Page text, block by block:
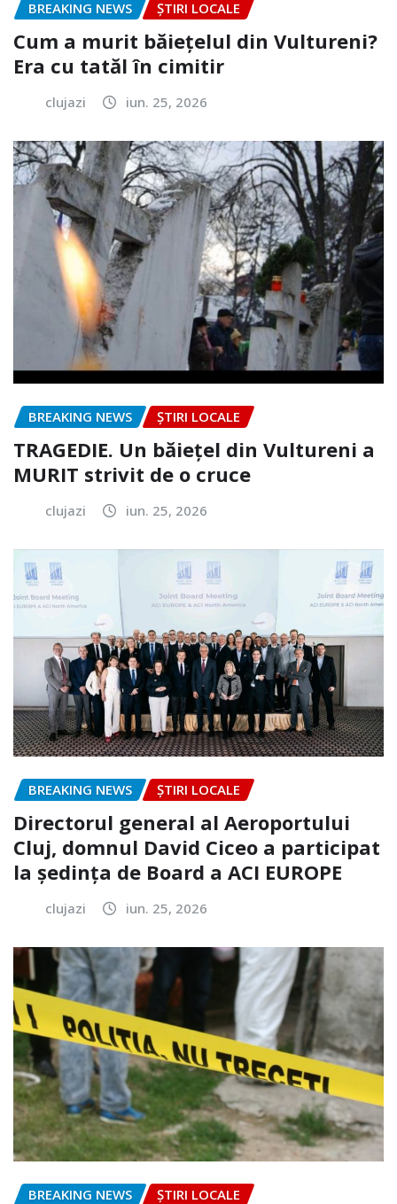
BREAKING NEWS ȘTIRI LOCALE
Cum a murit băiețelul din Vultureni?
Era cu tatăl în cimitir
clujazi iun. 25, 2026
BREAKING NEWS ȘTIRI LOCALE
TRAGEDIE. Un băiețel din Vultureni a
MURIT strivit de o cruce
clujazi iun. 25, 2026
BREAKING NEWS ȘTIRI LOCALE
Directorul general al Aeroportului
Cluj, domnul David Ciceo a participat
la ședința de Board a ACI EUROPE
clujazi iun. 25, 2026
BREAKING NEWS ȘTIRI LOCALE